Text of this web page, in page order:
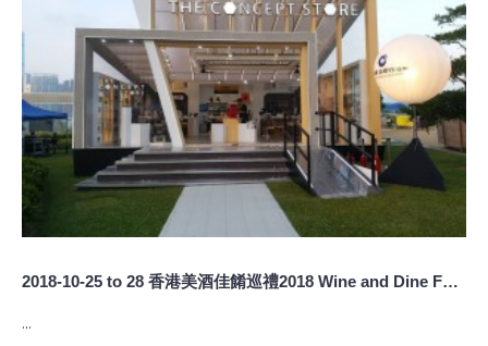
2018-10-25 to 28 香港美酒佳餚巡禮2018 Wine and Dine Festival 2018
...